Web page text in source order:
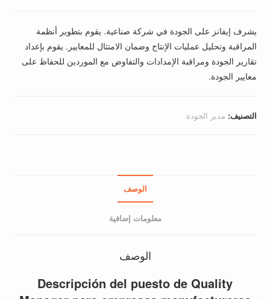
يشرف إيفانز على الجودة في شركة صناعية. يقوم بتطوير أنظمة
المراقبة وتحليل عمليات الإنتاج وضمان الامتثال للمعايير. يقوم بإعداد
تقارير الجودة ومراقبة الإمدادات والتفاوض مع الموردين للحفاظ على
معايير الجودة.
التصنيف: مدير الجودة
الوصف
معلومات إضافية
الوصف
Descripción del puesto de Quality